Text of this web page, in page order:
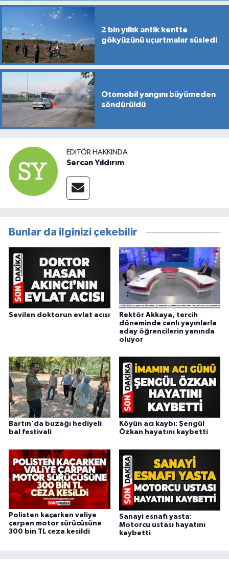
2 bin yıllık antik kentte
gökyüzünü uçurtmalar süsledi
Otomobil yangını büyümeden
söndürüldü
EDITÖR HAKKINDA
Sercan Yıldırım
Bunlar da ilginizi çekebilir
Sevilen doktorun evlat acısı
Rektör Akkaya, tercih
döneminde canlı yayınlarla
aday öğrencilerin yanında
oluyor
Bartın'da buzağı hediyeli
bal festivali
Köyün acı kaybı: Şengül
Özkan hayatını kaybetti
Polisten kaçarken valiye
çarpan motor sürücüsüne
300 bin TL ceza kesildi
Sanayi esnafı yasta:
Motorcu ustası hayatını
kaybetti